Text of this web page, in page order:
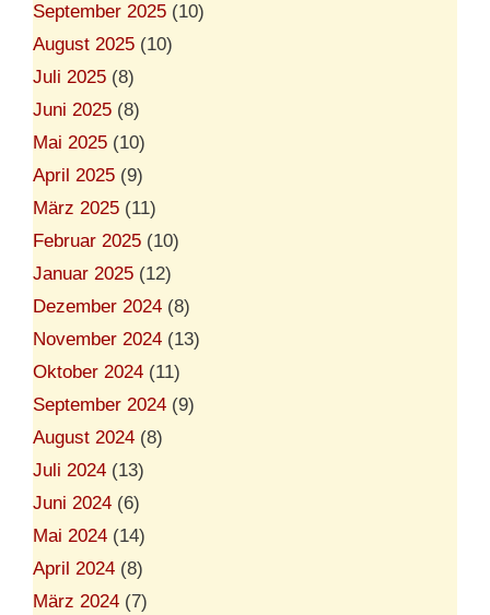
September 2025 (10)
August 2025 (10)
Juli 2025 (8)
Juni 2025 (8)
Mai 2025 (10)
April 2025 (9)
März 2025 (11)
Februar 2025 (10)
Januar 2025 (12)
Dezember 2024 (8)
November 2024 (13)
Oktober 2024 (11)
September 2024 (9)
August 2024 (8)
Juli 2024 (13)
Juni 2024 (6)
Mai 2024 (14)
April 2024 (8)
März 2024 (7)